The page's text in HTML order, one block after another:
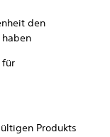
den
Produkts